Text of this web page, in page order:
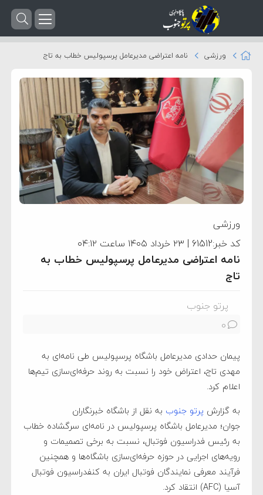
ورزشی نامه اعتراضی مدیرعامل پرسپولیس خطاب به تاج
ورزشی
کد خبر:61512 | ۲۳ خرداد ۱۴۰۵ ساعت ۰۴:۱۲
نامه اعتراضی مدیرعامل پرسپولیس خطاب به
تاج
پرتو جنوب
0
پیمان حدادی مدیرعامل باشگاه پرسپولیس طی نامه‌ای به
مهدی تاج، اعتراض خود را نسبت به روند حرفه‌ای‌سازی تیم‌ها
اعلام کرد.
به گزارش پرتو جنوب به نقل از باشگاه خبرنگاران
جوان؛ مدیرعامل باشگاه پرسپولیس در نامه‌ای سرگشاده خطاب
به رئیس فدراسیون فوتبال، نسبت به برخی تصمیمات و
رویه‌های اجرایی در حوزه حرفه‌ای‌سازی باشگاه‌ها و همچنین
فرآیند معرفی نمایندگان فوتبال ایران به کنفدراسیون فوتبال
آسیا (AFC) انتقاد کرد.